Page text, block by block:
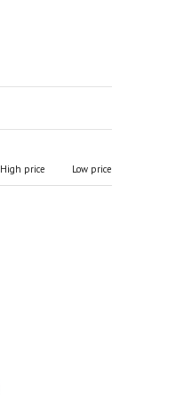
High price Low price